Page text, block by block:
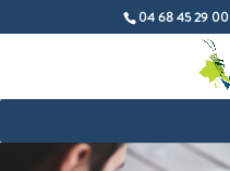
04 68 45 29 00